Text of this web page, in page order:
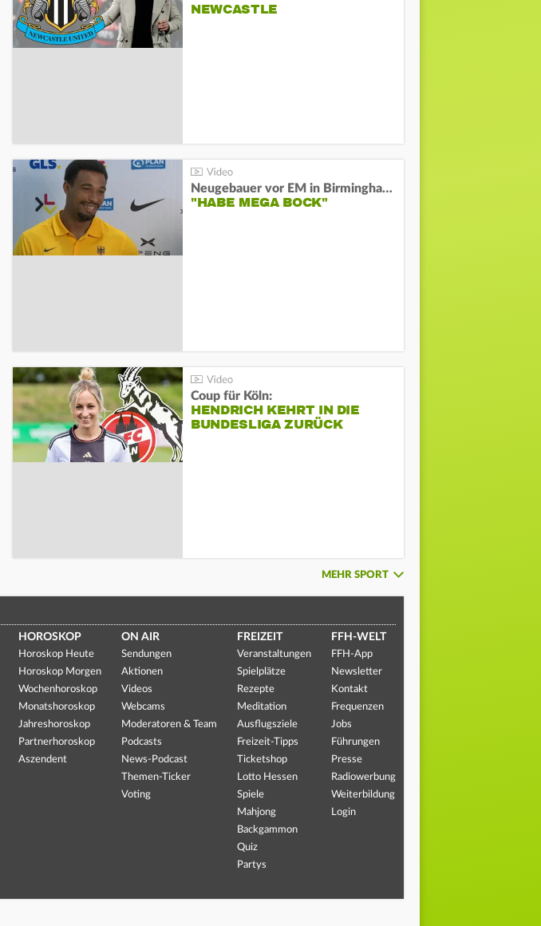
NEWCASTLE
Neugebauer vor EM in Birmingham:
"HABE MEGA BOCK"
Coup für Köln:
HENDRICH KEHRT IN DIE
BUNDESLIGA ZURÜCK
MEHR SPORT
HOROSKOP
Horoskop Heute
Horoskop Morgen
Wochenhoroskop
Monatshoroskop
Jahreshoroskop
Partnerhoroskop
Aszendent
ON AIR
Sendungen
Aktionen
Videos
Webcams
Moderatoren & Team
Podcasts
News-Podcast
Themen-Ticker
Voting
FREIZEIT
Veranstaltungen
Spielplätze
Rezepte
Meditation
Ausflugsziele
Freizeit-Tipps
Ticketshop
Lotto Hessen
Spiele
Mahjong
Backgammon
Quiz
Partys
FFH-WELT
FFH-App
Newsletter
Kontakt
Frequenzen
Jobs
Führungen
Presse
Radiowerbung
Weiterbildung
Login